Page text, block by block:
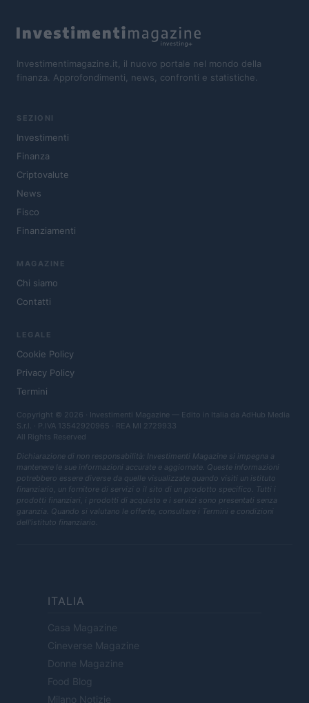
Investimentimagazine.it, il nuovo portale nel mondo della
finanza. Approfondimenti, news, confronti e statistiche.
SEZIONI
Investimenti
Finanza
Criptovalute
News
Fisco
Finanziamenti
MAGAZINE
Chi siamo
Contatti
LEGALE
Cookie Policy
Privacy Policy
Termini
Copyright © 2026 · Investimenti Magazine — Edito in Italia da AdHub Media
S.r.l. · P.IVA 13542920965 · REA MI 2729933
All Rights Reserved
Dichiarazione di non responsabilità: Investimenti Magazine si impegna a
mantenere le sue informazioni accurate e aggiornate. Queste informazioni
potrebbero essere diverse da quelle visualizzate quando visiti un istituto
finanziario, un fornitore di servizi o il sito di un prodotto specifico. Tutti i
prodotti finanziari, i prodotti di acquisto e i servizi sono presentati senza
garanzia. Quando si valutano le offerte, consultare i Termini e condizioni
dell'istituto finanziario.
ITALIA
Casa Magazine
Cineverse Magazine
Donne Magazine
Food Blog
Milano Notizie